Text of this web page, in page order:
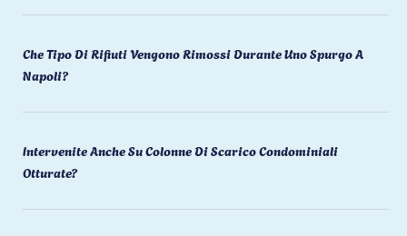
Che Tipo Di Rifiuti Vengono Rimossi Durante Uno Spurgo A
Napoli?
Intervenite Anche Su Colonne Di Scarico Condominiali
Otturate?